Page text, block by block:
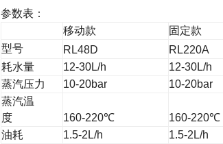
参数表：
移动款
固定款
型号
RL48D
RL220A
耗水量
12-30L/h
12-30L/h
蒸汽压力
10-20bar
10-20bar
蒸汽温
度
160-220℃ 160-220℃
油耗
1.5-2L/h
1.5-2L/h